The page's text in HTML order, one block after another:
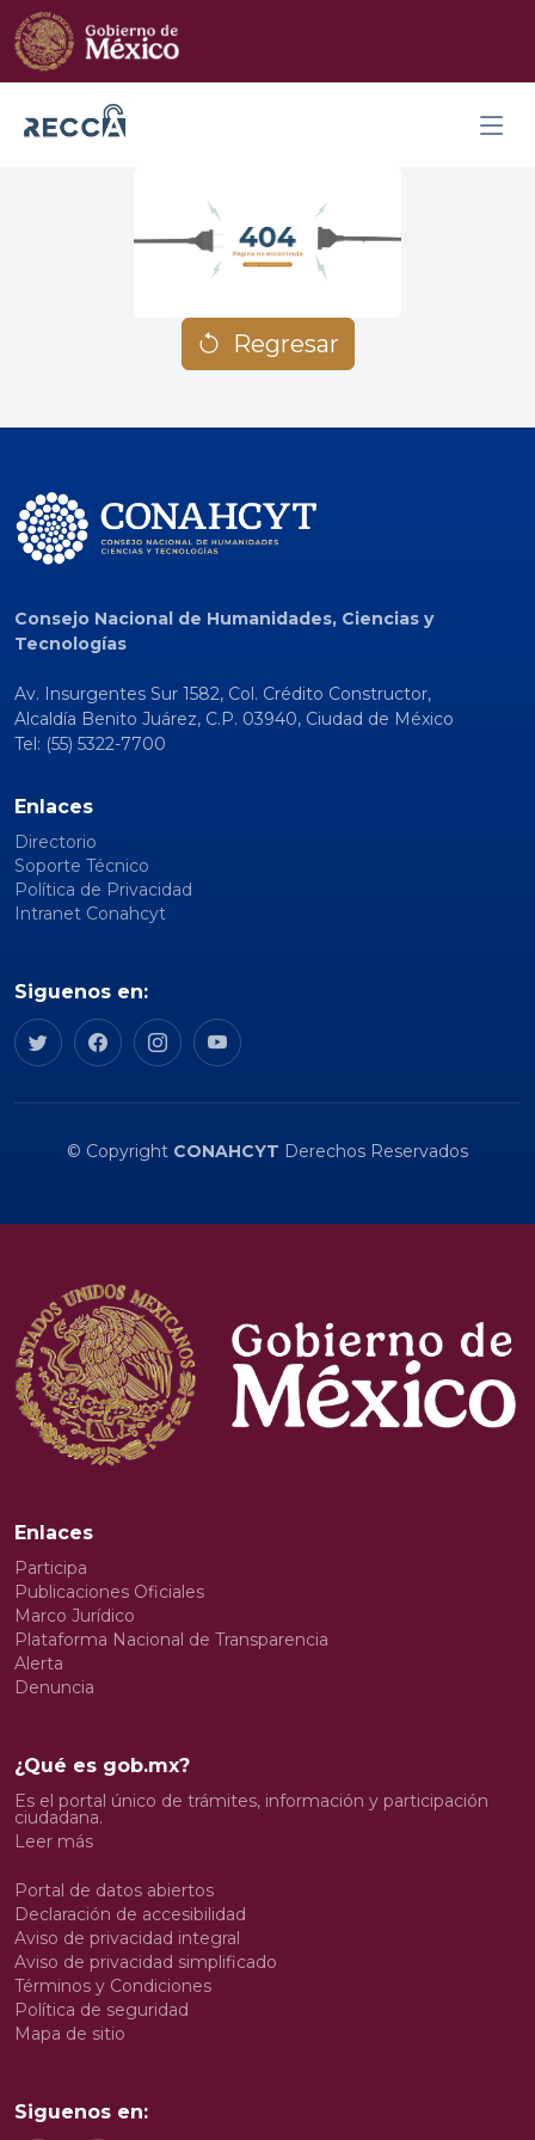
Regresar
Consejo Nacional de Humanidades, Ciencias y
Tecnologías
Av. Insurgentes Sur 1582, Col. Crédito Constructor,
Alcaldía Benito Juárez, C.P. 03940, Ciudad de México
Tel: (55) 5322-7700
Enlaces
Directorio
Soporte Técnico
Política de Privacidad
Intranet Conahcyt
Siguenos en:
© Copyright CONAHCYT Derechos Reservados
Enlaces
Participa
Publicaciones Oficiales
Marco Jurídico
Plataforma Nacional de Transparencia
Alerta
Denuncia
¿Qué es gob.mx?
Es el portal único de trámites, información y participación
ciudadana.
Leer más
Portal de datos abiertos
Declaración de accesibilidad
Aviso de privacidad integral
Aviso de privacidad simplificado
Términos y Condiciones
Política de seguridad
Mapa de sitio
Siguenos en: